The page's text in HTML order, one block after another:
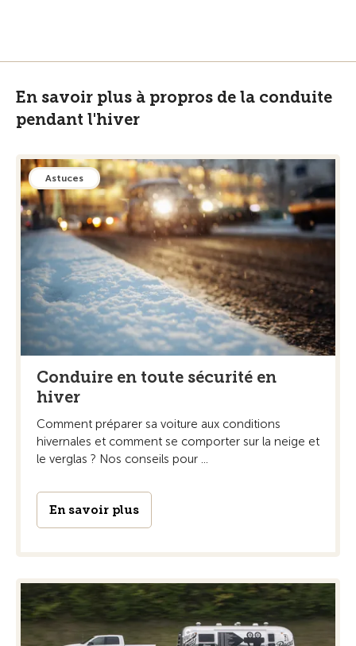
En savoir plus à propros de la conduite
pendant l'hiver
Astuces
Conduire en toute sécurité en
hiver
Comment préparer sa voiture aux conditions
hivernales et comment se comporter sur la neige et
le verglas ? Nos conseils pour ...
En savoir plus